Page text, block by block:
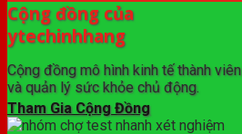
Cộng đồng của
ytechinhhang
Cộng đồng mô hình kinh tế thành viên
và quản lý sức khỏe chủ động.
Tham Gia Cộng Đồng